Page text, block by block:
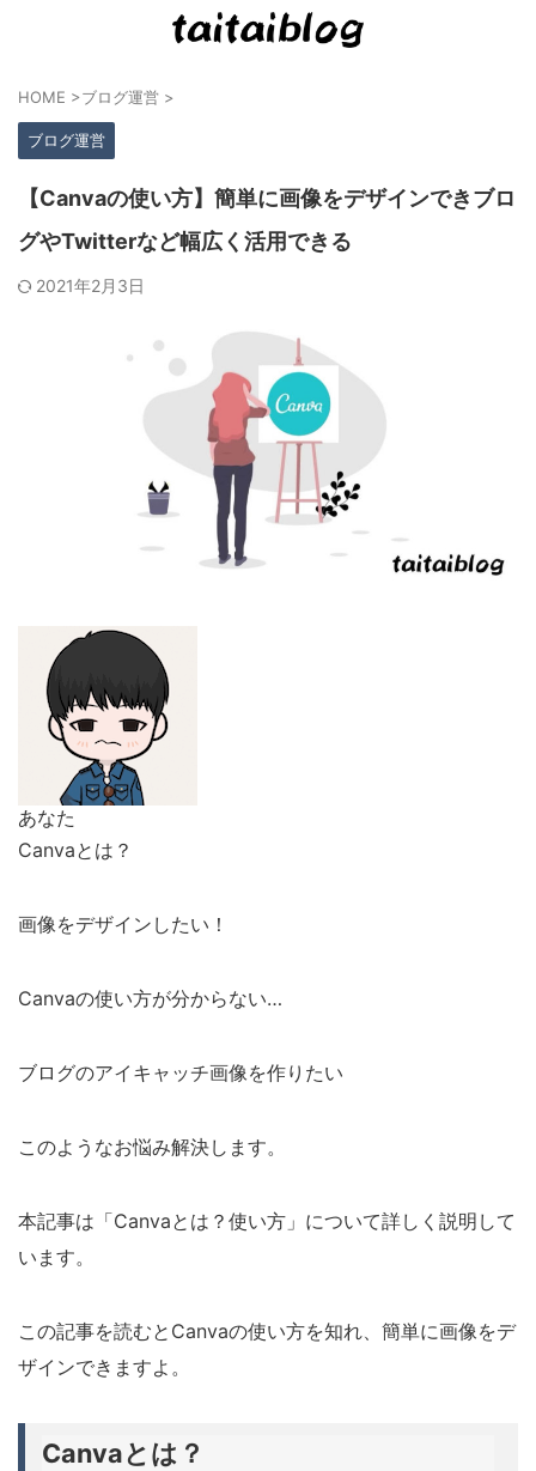
HOME >ブログ運営 >
ブログ運営
【Canvaの使い方】簡単に画像をデザインできブロ
グやTwitterなど幅広く活用できる
2021年2月3日
あなた
Canvaとは？
画像をデザインしたい！
Canvaの使い方が分からない…
ブログのアイキャッチ画像を作りたい
このようなお悩み解決します。
本記事は「Canvaとは？使い方」について詳しく説明して
います。
この記事を読むとCanvaの使い方を知れ、簡単に画像をデ
ザインできますよ。
Canvaとは？